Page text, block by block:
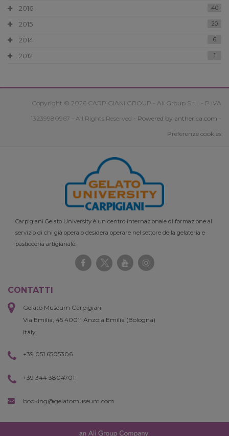
2016 40
2015 20
2014 6
2012 1
Copyright © 2026 CARPIGIANI GROUP - Ali Group S.r.l. - P.IVA
13239980967 - All Rights Reserved - Powered by antherica.com -
Preferenze cookies
Carpigiani Gelato University è un centro internazionale di formazione al
servizio di chi già opera o desidera operare nel settore della gelateria e
pasticceria artigianale.
CONTATTI
Gelato Museum Carpigiani
Via Emilia, 45 40011 Anzola Emilia (Bologna)
Italy
+39 051 6505306
+39 344 3804701
booking@gelatomuseum.com